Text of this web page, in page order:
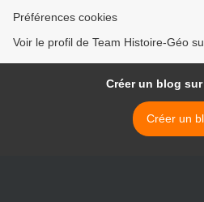
Préférences cookies
Voir le profil de Team Histoire-Géo
Créer un blog
Créer un